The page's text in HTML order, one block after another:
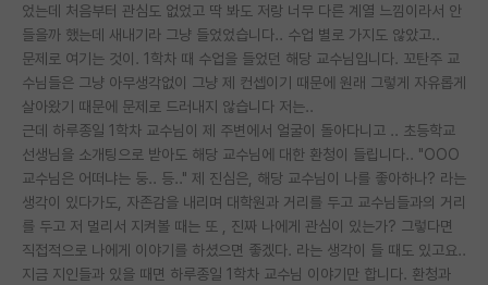
었는데 처음부터 관심도 없었고 딱 봐도 저랑 너무 다른 계열 느낌이라서 안
들을까 했는데 새내기라 그냥 들었었습니다.. 수업 별로 가지도 않았고..
문제로 여기는 것이. 1학차 때 수업을 들었던 해당 교수님입니다. 꼬탄주 교
수님들은 그냥 아무생각없이 그냥 제 컨셉이기 때문에 원래 그렇게 자유롭게
살아왔기 때문에 문제로 드러내지 않습니다 저는..
근데 하루종일 1학차 교수님이 제 주변에서 얼굴이 돌아다니고 .. 초등학교
선생님을 소개팅으로 받아도 해당 교수님에 대한 환청이 들립니다.. "OOO
교수님은 어떠냐는 둥.. 등.." 제 진심은, 해당 교수님이 나를 좋아하나? 라는
생각이 있다가도, 자존감을 내리며 대학원과 거리를 두고 교수님들과의 거리
를 두고 저 멀리서 지켜볼 때는 또 , 진짜 나에게 관심이 있는가? 그렇다면
직접적으로 나에게 이야기를 하셨으면 좋겠다. 라는 생각이 들 때도 있고요..
지금 지인들과 있을 때면 하루종일 1학차 교수님 이야기만 합니다. 환청과